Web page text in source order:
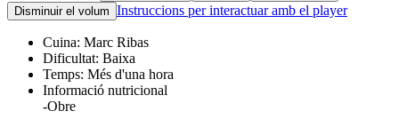
Disminuir el volum Instruccions per interactuar amb el player
Cuina: Marc Ribas
Dificultat: Baixa
Temps: Més d'una hora
Informació nutricional
-Obre